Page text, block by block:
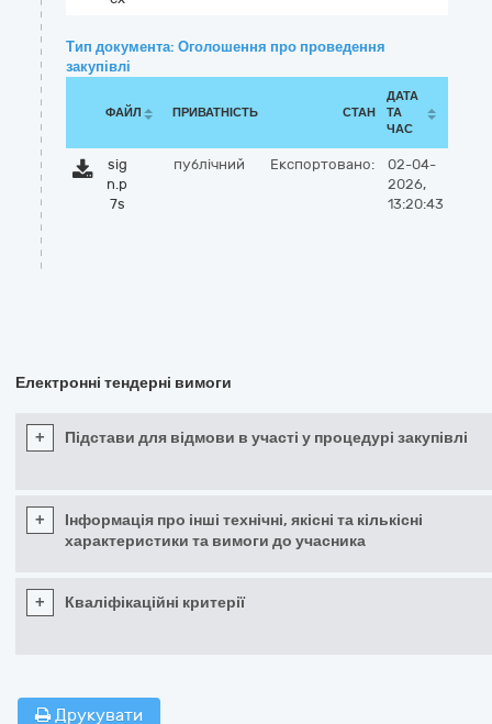
Тип документа: Оголошення про проведення
закупівлі
ФАЙЛ ПРИВАТНІСТЬ СТАН
ДАТА
ТА
ЧАС
sig
n.p
7s
публічний Експортовано:
02-04-
2026,
13:20:43
Електронні тендерні вимоги
+ Підстави для відмови в участі у процедурі закупівлі
+
Інформація про інші технічні, якісні та кількісні
характеристики та вимоги до учасника
+ Кваліфікаційні критерії
Друкувати